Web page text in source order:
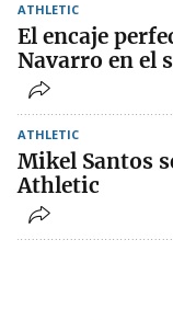
ATHLETIC
El encaje
Navarro en el
ATHLETIC
Mikel Santos
Athletic